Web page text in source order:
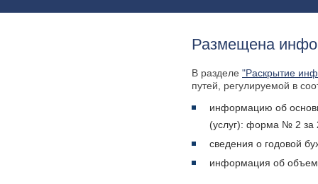
Размещена
В разделе "Раскрытие
путей, регулируемой в
информацию об
(услуг): форма № 2 за
сведения о годовой
информация об